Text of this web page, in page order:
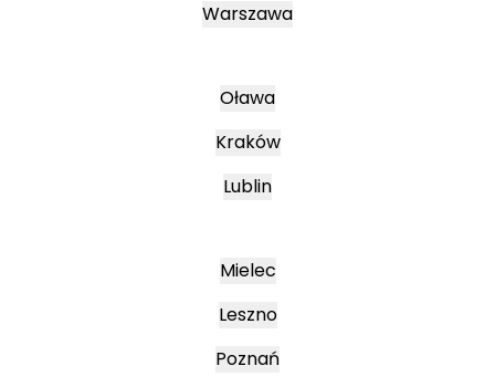
Warszawa
Oława
Kraków
Lublin
Mielec
Leszno
Poznań